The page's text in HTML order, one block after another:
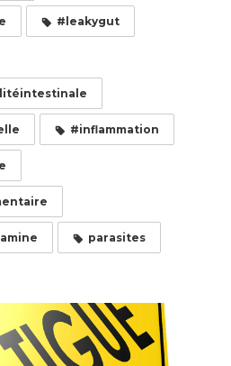
#leakygut
#inflammation
parasites